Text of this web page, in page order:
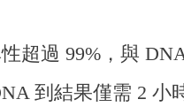
超過 99%，與
到結果僅需 2 小